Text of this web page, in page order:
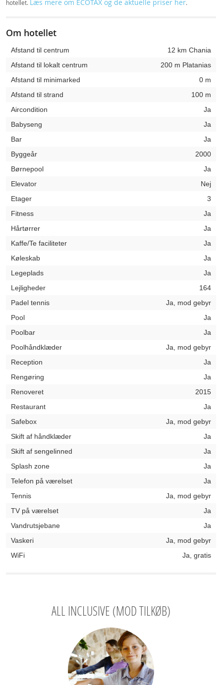
hotellet. Læs mere om ECOTAX og de aktuelle priser her.
Om hotellet
Afstand til centrum
12 km Chania
Afstand til lokalt centrum
200 m Platanias
Afstand til minimarked
0 m
Afstand til strand
100 m
Aircondition
Ja
Babyseng
Ja
Bar
Ja
Byggeår
2000
Børnepool
Ja
Elevator
Nej
Etager
3
Fitness
Ja
Hårtørrer
Ja
Kaffe/Te faciliteter
Ja
Køleskab
Ja
Legeplads
Ja
Lejligheder
164
Padel tennis
Ja, mod gebyr
Pool
Ja
Poolbar
Ja
Poolhåndklæder
Ja, mod gebyr
Reception
Ja
Rengøring
Ja
Renoveret
2015
Restaurant
Ja
Safebox
Ja, mod gebyr
Skift af håndklæder
Ja
Skift af sengelinned
Ja
Splash zone
Ja
Telefon på værelset
Ja
Tennis
Ja, mod gebyr
TV på værelset
Ja
Vandrutsjebane
Ja
Vaskeri
Ja, mod gebyr
WiFi
Ja, gratis
ALL INCLUSIVE (MOD TILKØB)